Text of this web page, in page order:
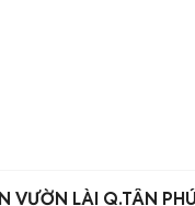
VƯỜN LÀI Q.TÂN